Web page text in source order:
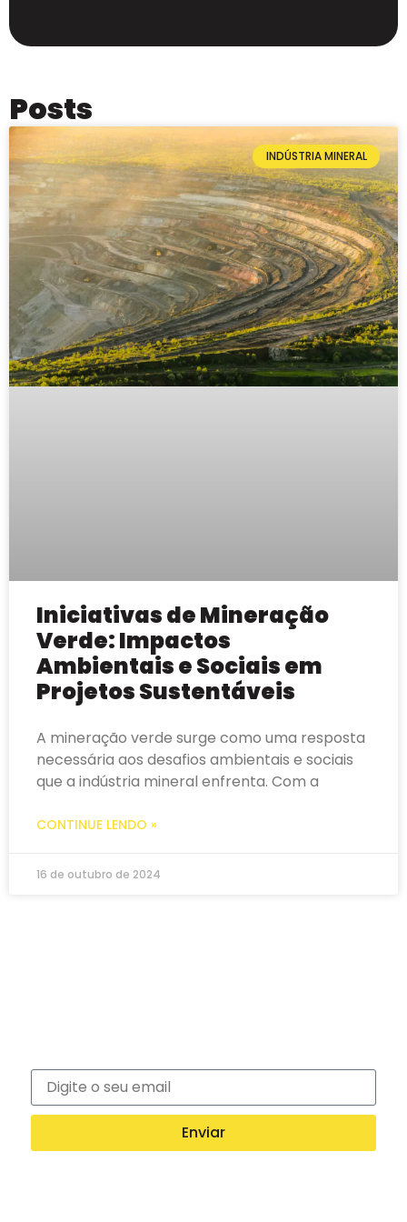
Posts
INDÚSTRIA MINERAL
Iniciativas de Mineração
Verde: Impactos
Ambientais e Sociais em
Projetos Sustentáveis
A mineração verde surge como uma resposta
necessária aos desafios ambientais e sociais
que a indústria mineral enfrenta. Com a
CONTINUE LENDO »
16 de outubro de 2024
Enviar